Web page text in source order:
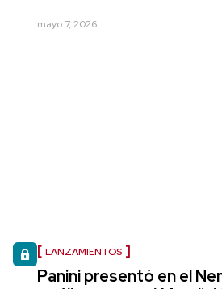
mayo 7, 2026
LANZAMIENTOS
Panini presentó en el